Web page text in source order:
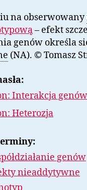
na obserwowany
– efekt
genów określa
(NA). © Tomasz
Interakcja genów
Heterozja
genów
nieaddytywne